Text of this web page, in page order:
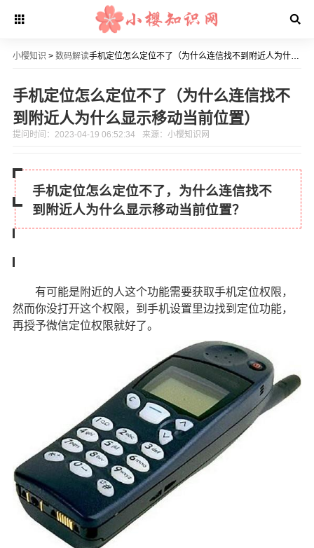
小樱知识 > 数码解读手机定位怎么定位不了（为什么连信找不到附近人为什么显示移动当前位置）
手机定位怎么定位不了（为什么连信找不
到附近人为什么显示移动当前位置）
提问时间：2023-04-19 06:52:34 来源：小樱知识网
手机定位怎么定位不了，为什么连信找不
到附近人为什么显示移动当前位置？
有可能是附近的人这个功能需要获取手机定位权限，
然而你没打开这个权限，到手机设置里边找到定位功能，
再授予微信定位权限就好了。